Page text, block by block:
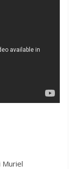
Muriel